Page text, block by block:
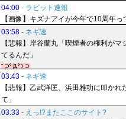
04:00 - ラビット速報
【画像】キズナアイが今年で10周年
03:58 - ネギ速
【悲報】岸谷蘭丸「喫煙者の権利が
てるんだ」
03:43 - ネギ速
【悲報】乙武洋匡、浜田雅功に叩か
て」
03:33 - えっ!?またここのサイト?